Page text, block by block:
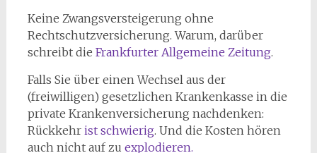
Keine Zwangsversteigerung ohne
Rechtschutzversicherung. Warum, darüber
schreibt die Frankfurter Allgemeine Zeitung.
Falls Sie über einen Wechsel aus der
(freiwilligen) gesetzlichen Krankenkasse in die
private Krankenversicherung nachdenken:
Rückkehr ist schwierig. Und die Kosten hören
auch nicht auf zu explodieren.